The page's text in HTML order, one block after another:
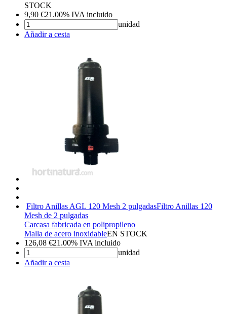
STOCK
9,90 €21.00% IVA incluido
unidad
Añadir a cesta
Filtro Anillas AGL 120 Mesh 2 pulgadasFiltro Anillas 120
Mesh de 2 pulgadas
Carcasa fabricada en polipropileno
Malla de acero inoxidableEN STOCK
126,08 €21.00% IVA incluido
unidad
Añadir a cesta